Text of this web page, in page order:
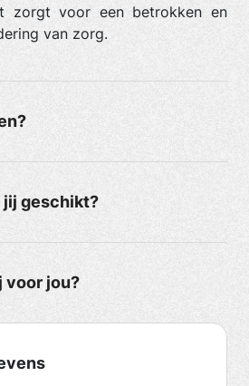
zorgt voor een betrokken en
van zorg.
jij geschikt?
voor jou?